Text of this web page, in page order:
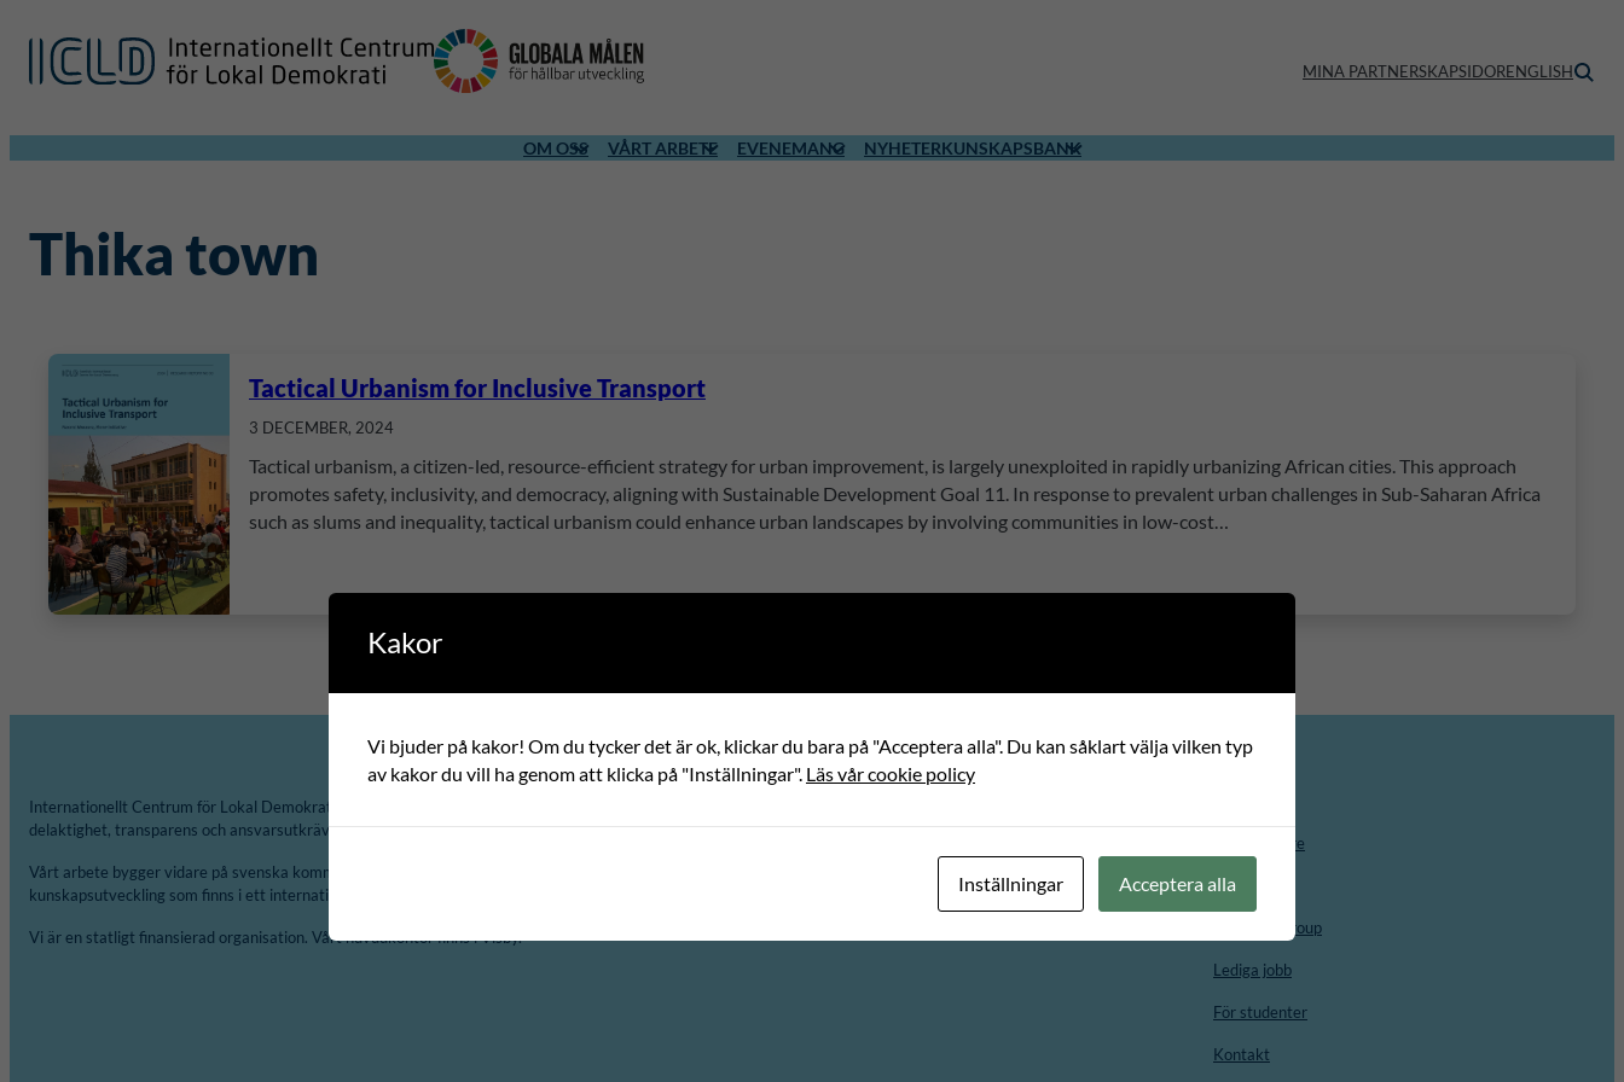
MINA PARTNERSKAPSIDORENGLISH
OM OSS VÅRT ARBETE EVENEMANG NYHETERKUNSKAPSBANK
Thika town
Tactical Urbanism for Inclusive Transport
3 DECEMBER, 2024
Tactical urbanism, a citizen-led, resource-efficient strategy for urban improvement, is largely unexploited in rapidly urbanizing African cities. This approach
promotes safety, inclusivity, and democracy, aligning with Sustainable Development Goal 11. In response to prevalent urban challenges in Sub-Saharan Africa
such as slums and inequality, tactical urbanism could enhance urban landscapes by involving communities in low-cost…
Internationellt Centrum för Lokal Demokrati, ICLD, arbetar för att främja demokrati och processer för jämlikhet,
delaktighet, transparens och ansvarsutkrävande på lokal och regional nivå.
Vårt arbete bygger vidare på svenska kommuner och regioner erfarenheter och på den forskning och
kunskapsutveckling som finns i ett internationellt perspektiv.
Vi är en statligt finansierad organisation. Vårt huvudkontor finns i Visby.
Medarbetare
Styrelsen
Advisory Group
Lediga jobb
För studenter
Kontakt
Kakor
Vi bjuder på kakor! Om du tycker det är ok, klickar du bara på "Acceptera alla". Du kan såklart välja vilken typ
av kakor du vill ha genom att klicka på "Inställningar". Läs vår cookie policy
Inställningar Acceptera alla